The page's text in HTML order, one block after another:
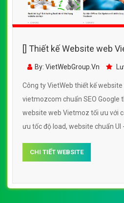
[] Thiết kế Website web
vietmozcom
By: VietWebGroup.Vn
Công ty VietWeb thiết kế
vietmozcom chuẩn SEO Google
website web Vietmoz tối ưu với
ưu tốc độ load, website chuẩn UI
vietmozcom
CHI TIẾT WEBSITE